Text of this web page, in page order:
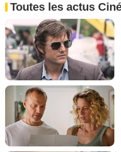
Toutes les actus